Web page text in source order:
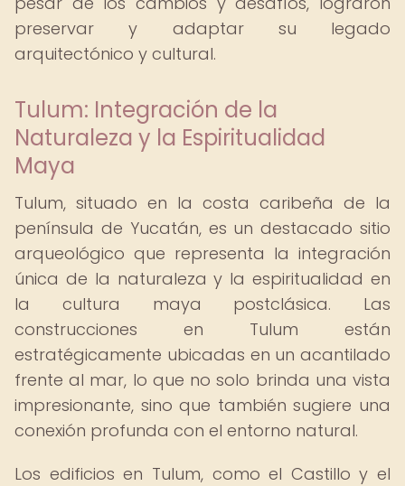
preservar y adaptar su legado
arquitectónico y cultural.
Tulum: Integración de la
Naturaleza y la Espiritualidad
Maya
Tulum, situado en la costa caribeña de la
península de Yucatán, es un destacado sitio
arqueológico que representa la integración
única de la naturaleza y la espiritualidad en
la cultura maya postclásica. Las
construcciones en Tulum están
estratégicamente ubicadas en un acantilado
frente al mar, lo que no solo brinda una vista
impresionante, sino que también sugiere una
conexión profunda con el entorno natural.
Los edificios en Tulum, como el Castillo y el